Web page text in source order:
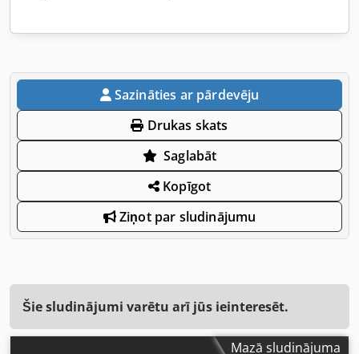
Sazināties ar pārdevēju
Drukas skats
Saglabāt
Kopīgot
Ziņot par sludinājumu
Šie sludinājumi varētu arī jūs ieinteresēt.
Mazā sludinājuma